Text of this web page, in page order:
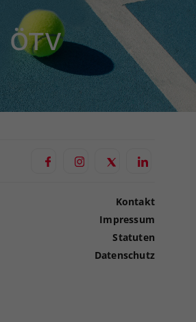
Kontakt
Impressum
Statuten
Datenschutz